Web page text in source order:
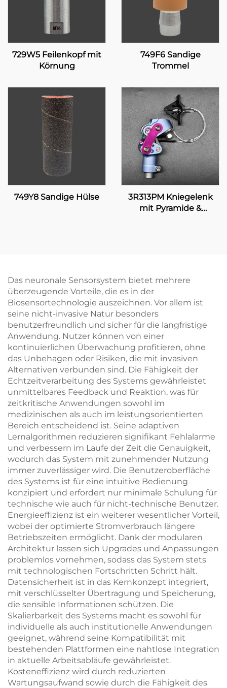
729W5 Feilenkopf mit
Körnung
749F6 Sandige
Trommel
749Y8 Sandige Hülse
3R313PM Kniegelenk
mit Pyramide &
Das neuronale Sensorsystem bietet mehrere
überzeugende Vorteile, die es in der
Biosensortechnologie auszeichnen. Vor allem ist
seine nicht-invasive Natur besonders
benutzerfreundlich und sicher für die langfristige
Anwendung. Nutzer können von einer
kontinuierlichen Überwachung profitieren, ohne
das Unbehagen oder Risiken, die mit invasiven
Alternativen verbunden sind. Die Fähigkeit der
Echtzeitverarbeitung des Systems gewährleistet
unmittelbares Feedback und Reaktion, was für
zeitkritische Anwendungen sowohl im
medizinischen als auch im leistungsorientierten
Bereich entscheidend ist. Seine adaptiven
Lernalgorithmen reduzieren signifikant Fehlalarme
und verbessern im Laufe der Zeit die Genauigkeit,
wodurch das System mit zunehmender Nutzung
immer zuverlässiger wird. Die Benutzeroberfläche
des Systems ist für eine intuitive Bedienung
konzipiert und erfordert nur minimale Schulung für
technische wie auch für nicht-technische Benutzer.
Energieeffizienz ist ein weiterer wesentlicher Vorteil,
wobei der optimierte Stromverbrauch längere
Betriebszeiten ermöglicht. Dank der modularen
Architektur lassen sich Upgrades und Anpassungen
problemlos vornehmen, sodass das System stets
mit technologischen Fortschritten Schritt hält.
Datensicherheit ist in das Kernkonzept integriert,
mit verschlüsselter Übertragung und Speicherung,
die sensible Informationen schützen. Die
Skalierbarkeit des Systems macht es sowohl für
individuelle als auch institutionelle Anwendungen
geeignet, während seine Kompatibilität mit
bestehenden Plattformen eine nahtlose Integration
in aktuelle Arbeitsabläufe gewährleistet.
Kosteneffizienz wird durch reduzierten
Wartungsaufwand sowie durch die Fähigkeit des